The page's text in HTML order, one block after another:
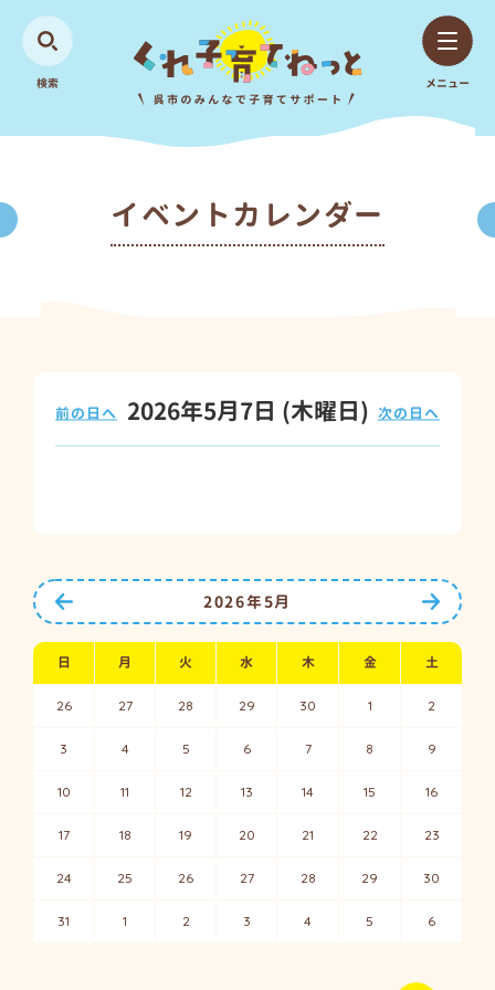
検索 メニュー
イベントカレンダー
2026年5月7日 (木曜日)
前の日へ 次の日へ
次の月
2026年5月
日 月 火 水 木 金 土
26 27 28 29 30 1 2
3 4 5 6 7 8 9
10 11 12 13 14 15 16
17 18 19 20 21 22 23
24 25 26 27 28 29 30
31 1 2 3 4 5 6